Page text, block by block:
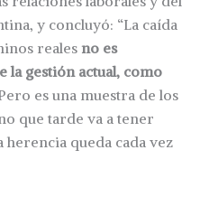
y concluyó: “La caída
reales no es
la gestión actual, como
es una muestra de los
que tarde va a tener
queda cada vez